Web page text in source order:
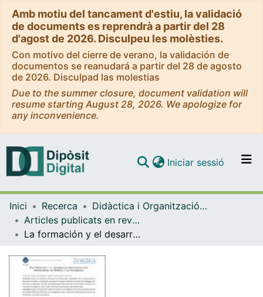
Amb motiu del tancament d'estiu, la validació
de documents es reprendrà a partir del 28
d'agost de 2026. Disculpeu les molèsties.
Con motivo del cierre de verano, la validación de
documentos se reanudará a partir del 28 de agosto
de 2026. Disculpad las molestias
Due to the summer closure, document validation will
resume starting August 28, 2026. We apologize for
any inconvenience.
Navega per tot el DD
Iniciar sessió (current)
Inici Recerca
Didàctica i Organització Educativa
Articles publicats en revistes (Didàctica i Organització Educativa)
La formación y el desarrollo profesional del profesorado en España y Latinoamericana